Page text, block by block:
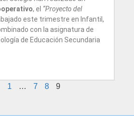
, el “Proyecto del
este trimestre en Infantil,
con la asignatura de
de Educación Secundaria
1 … 7 8 9